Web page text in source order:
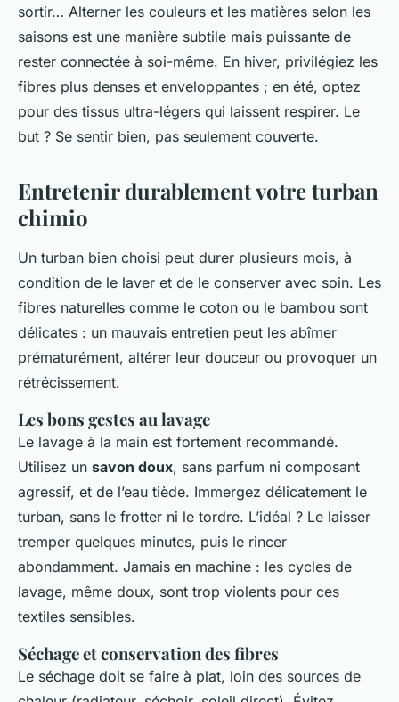
sortir… Alterner les couleurs et les matières selon les
saisons est une manière subtile mais puissante de
rester connectée à soi-même. En hiver, privilégiez les
fibres plus denses et enveloppantes ; en été, optez
pour des tissus ultra-légers qui laissent respirer. Le
but ? Se sentir bien, pas seulement couverte.
Entretenir durablement votre turban
chimio
Un turban bien choisi peut durer plusieurs mois, à
condition de le laver et de le conserver avec soin. Les
fibres naturelles comme le coton ou le bambou sont
délicates : un mauvais entretien peut les abîmer
prématurément, altérer leur douceur ou provoquer un
rétrécissement.
Les bons gestes au lavage
Le lavage à la main est fortement recommandé.
Utilisez un savon doux, sans parfum ni composant
agressif, et de l’eau tiède. Immergez délicatement le
turban, sans le frotter ni le tordre. L’idéal ? Le laisser
tremper quelques minutes, puis le rincer
abondamment. Jamais en machine : les cycles de
lavage, même doux, sont trop violents pour ces
textiles sensibles.
Séchage et conservation des fibres
Le séchage doit se faire à plat, loin des sources de